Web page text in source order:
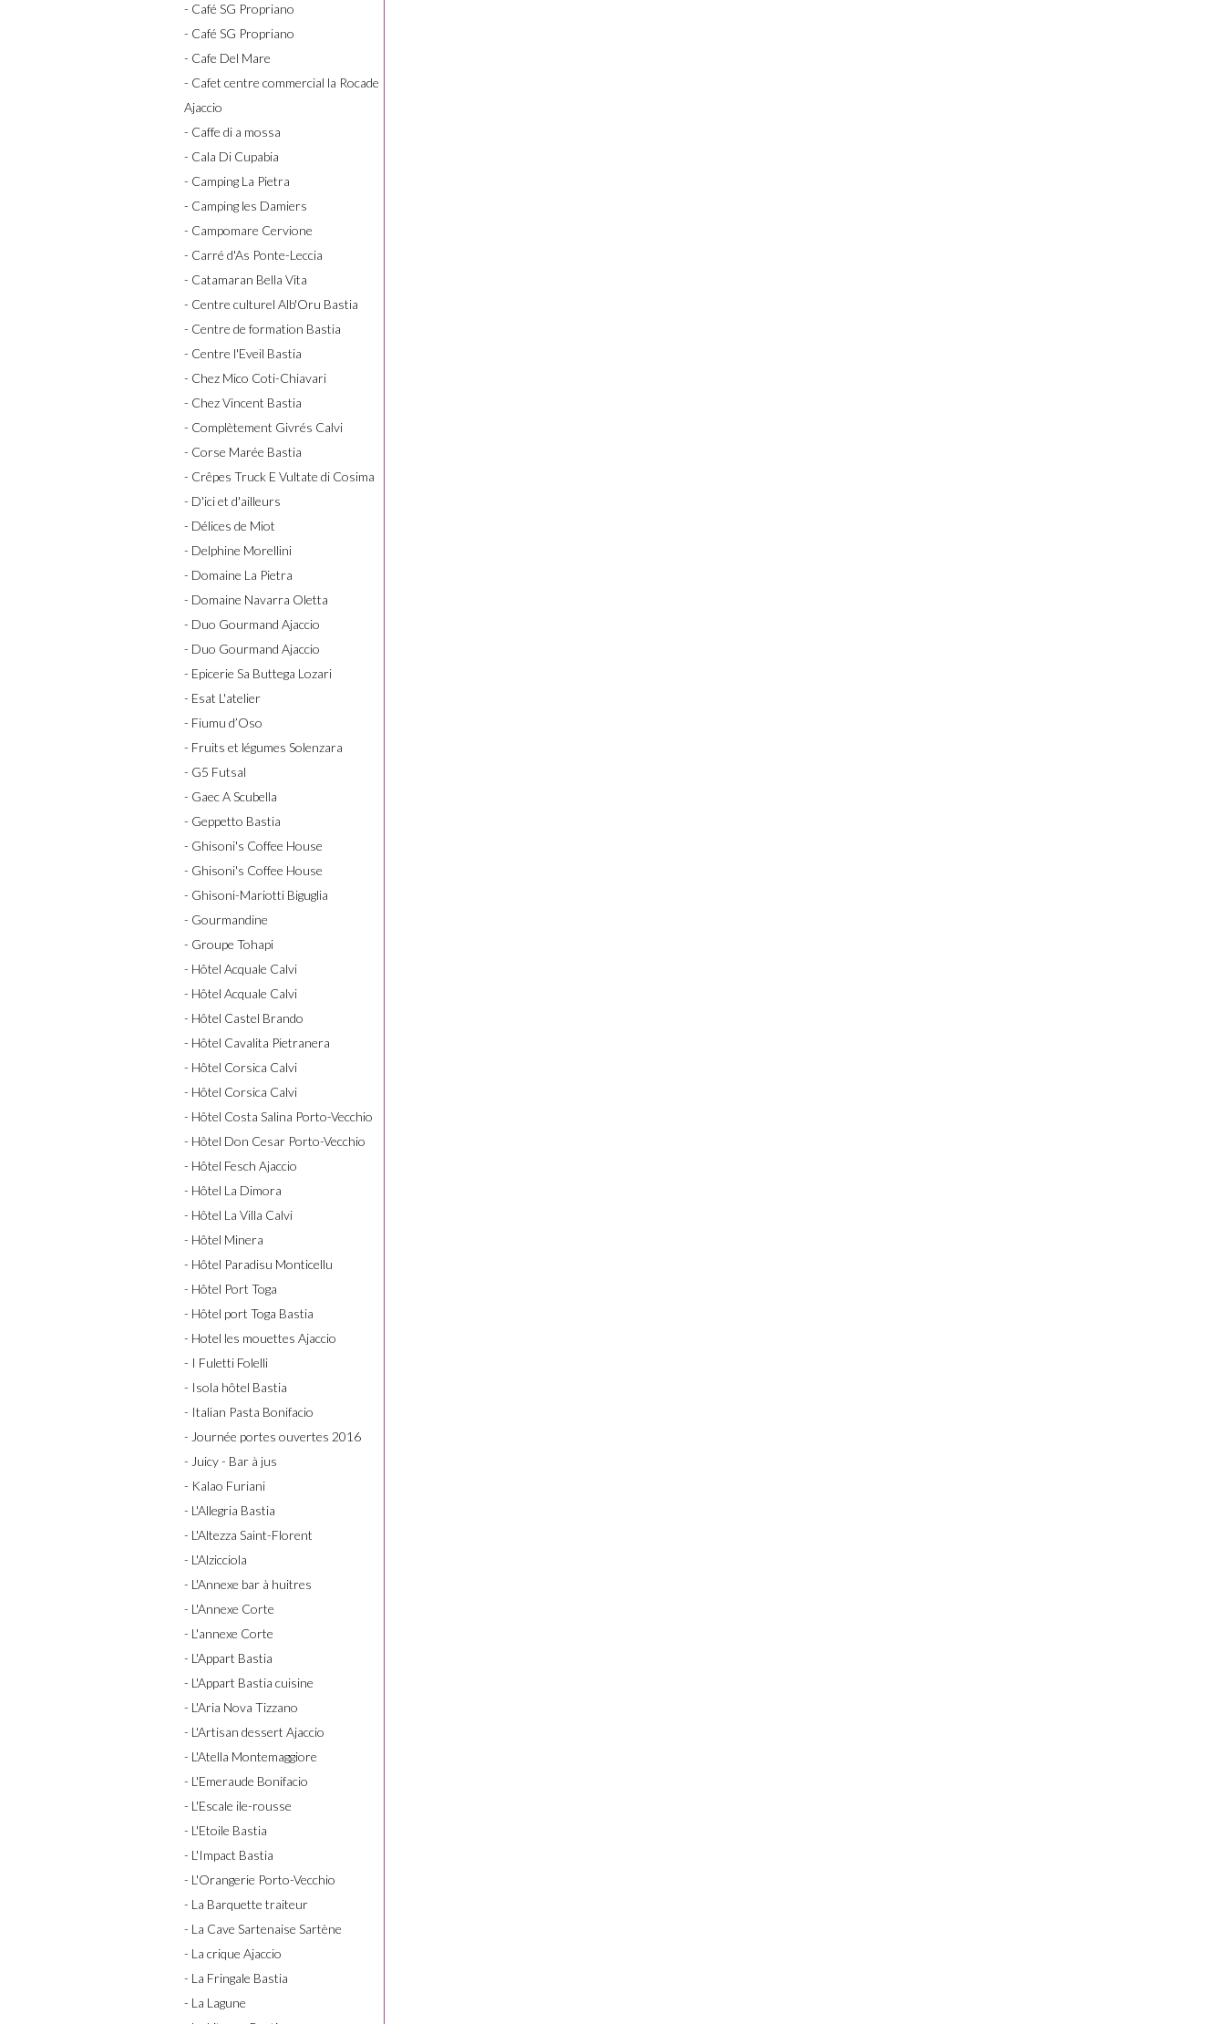
- Café SG Propriano
- Café SG Propriano
- Cafe Del Mare
- Cafet centre commercial la Rocade
Ajaccio
- Caffe di a mossa
- Cala Di Cupabia
- Camping La Pietra
- Camping les Damiers
- Campomare Cervione
- Carré d'As Ponte-Leccia
- Catamaran Bella Vita
- Centre culturel Alb'Oru Bastia
- Centre de formation Bastia
- Centre l'Eveil Bastia
- Chez Mico Coti-Chiavari
- Chez Vincent Bastia
- Complètement Givrés Calvi
- Corse Marée Bastia
- Crêpes Truck E Vultate di Cosima
- D'ici et d'ailleurs
- Délices de Miot
- Delphine Morellini
- Domaine La Pietra
- Domaine Navarra Oletta
- Duo Gourmand Ajaccio
- Duo Gourmand Ajaccio
- Epicerie Sa Buttega Lozari
- Esat L'atelier
- Fiumu d’Oso
- Fruits et légumes Solenzara
- G5 Futsal
- Gaec A Scubella
- Geppetto Bastia
- Ghisoni's Coffee House
- Ghisoni's Coffee House
- Ghisoni-Mariotti Biguglia
- Gourmandine
- Groupe Tohapi
- Hôtel Acquale Calvi
- Hôtel Acquale Calvi
- Hôtel Castel Brando
- Hôtel Cavalita Pietranera
- Hôtel Corsica Calvi
- Hôtel Corsica Calvi
- Hôtel Costa Salina Porto-Vecchio
- Hôtel Don Cesar Porto-Vecchio
- Hôtel Fesch Ajaccio
- Hôtel La Dimora
- Hôtel La Villa Calvi
- Hôtel Minera
- Hôtel Paradisu Monticellu
- Hôtel Port Toga
- Hôtel port Toga Bastia
- Hotel les mouettes Ajaccio
- I Fuletti Folelli
- Isola hôtel Bastia
- Italian Pasta Bonifacio
- Journée portes ouvertes 2016
- Juicy - Bar à jus
- Kalao Furiani
- L'Allegria Bastia
- L'Altezza Saint-Florent
- L'Alzicciola
- L'Annexe bar à huitres
- L'Annexe Corte
- L'annexe Corte
- L'Appart Bastia
- L'Appart Bastia cuisine
- L'Aria Nova Tizzano
- L'Artisan dessert Ajaccio
- L'Atella Montemaggiore
- L'Emeraude Bonifacio
- L'Escale ile-rousse
- L'Etoile Bastia
- L'Impact Bastia
- L'Orangerie Porto-Vecchio
- La Barquette traiteur
- La Cave Sartenaise Sartène
- La crique Ajaccio
- La Fringale Bastia
- La Lagune